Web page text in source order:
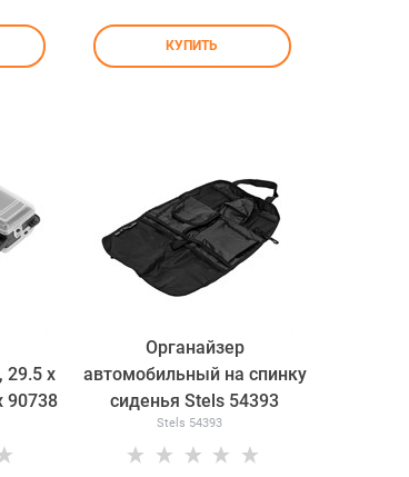
КУПИТЬ
29.5 х
90738
Органайзер
автомобильный на спинку
сиденья Stels 54393
Stels 54393